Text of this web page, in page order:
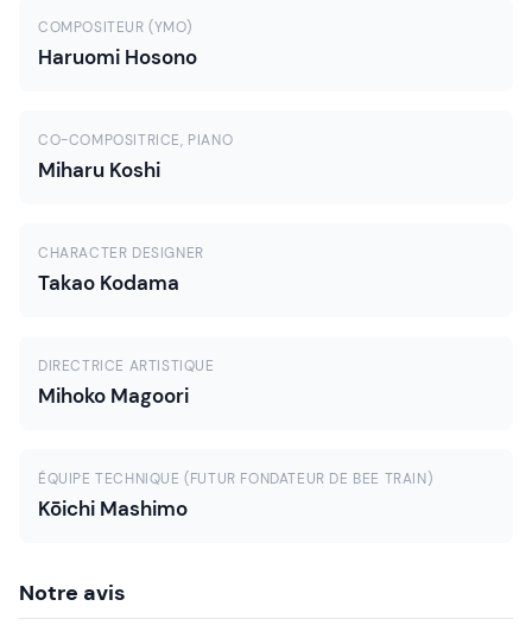
COMPOSITEUR (YMO)
Haruomi Hosono
CO-COMPOSITRICE, PIANO
Miharu Koshi
CHARACTER DESIGNER
Takao Kodama
DIRECTRICE ARTISTIQUE
Mihoko Magoori
ÉQUIPE TECHNIQUE (FUTUR FONDATEUR DE BEE TRAIN)
Kōichi Mashimo
Notre avis